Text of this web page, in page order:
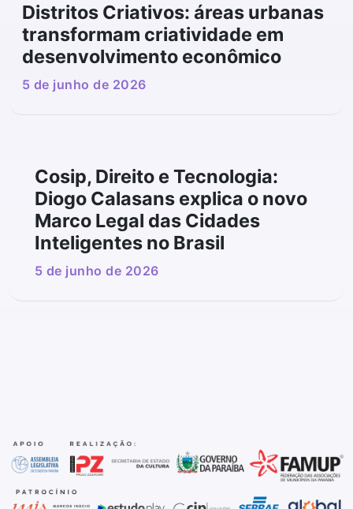
Distritos Criativos: áreas urbanas
transformam criatividade em
desenvolvimento econômico
5 de junho de 2026
Cosip, Direito e Tecnologia:
Diogo Calasans explica o novo
Marco Legal das Cidades
Inteligentes no Brasil
5 de junho de 2026